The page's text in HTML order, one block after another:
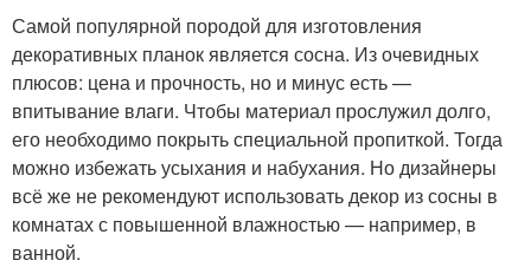
Самой популярной породой для изготовления
декоративных планок является сосна. Из очевидных
плюсов: цена и прочность, но и минус есть —
впитывание влаги. Чтобы материал прослужил долго,
его необходимо покрыть специальной пропиткой. Тогда
можно избежать усыхания и набухания. Но дизайнеры
всё же не рекомендуют использовать декор из сосны в
комнатах с повышенной влажностью — например, в
ванной.